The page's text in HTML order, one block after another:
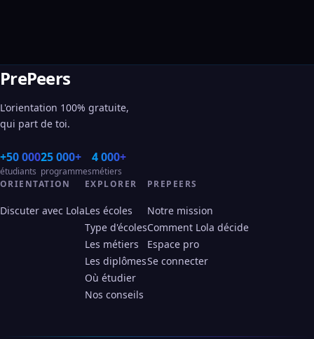
PrePeers
L'orientation 100% gratuite,
qui part de toi.
+50 000
étudiants
25 000+
programmes
4 000+
métiers
ORIENTATION
Discuter avec Lola
EXPLORER
Les écoles
Type d'écoles
Les métiers
Les diplômes
Où étudier
Nos conseils
PREPEERS
Notre mission
Comment Lola décide
Espace pro
Se connecter